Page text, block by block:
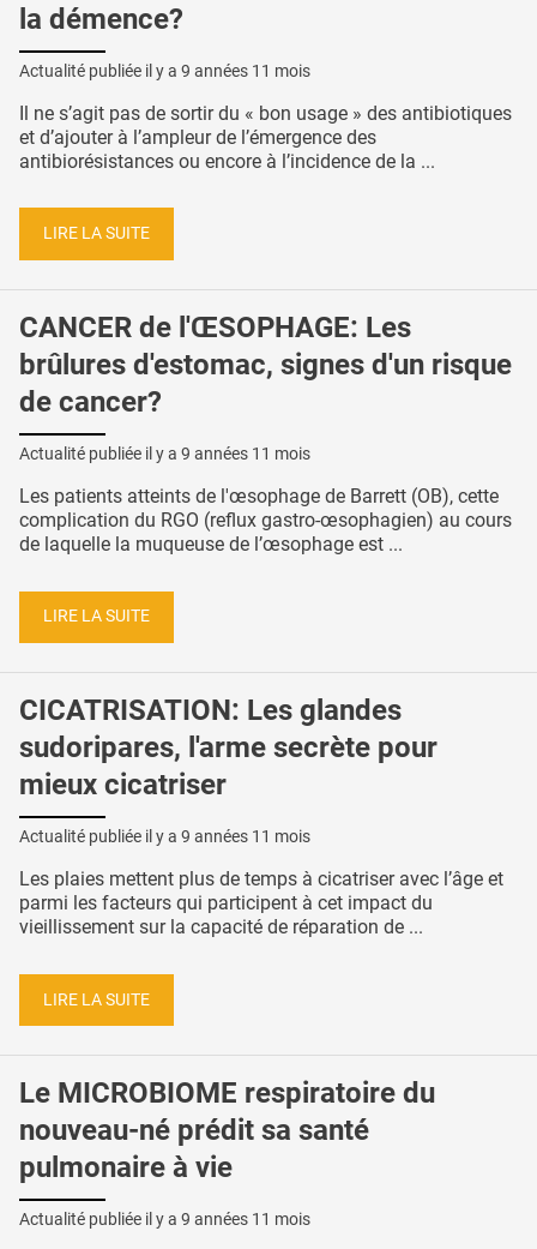
la démence?
Actualité publiée il y a 9 années 11 mois
Il ne s’agit pas de sortir du « bon usage » des antibiotiques
et d’ajouter à l’ampleur de l’émergence des
antibiorésistances ou encore à l’incidence de la ...
LIRE LA SUITE
CANCER de l'ŒSOPHAGE: Les
brûlures d'estomac, signes d'un risque
de cancer?
Actualité publiée il y a 9 années 11 mois
Les patients atteints de l'œsophage de Barrett (OB), cette
complication du RGO (reflux gastro-œsophagien) au cours
de laquelle la muqueuse de l’œsophage est ...
LIRE LA SUITE
CICATRISATION: Les glandes
sudoripares, l'arme secrète pour
mieux cicatriser
Actualité publiée il y a 9 années 11 mois
Les plaies mettent plus de temps à cicatriser avec l’âge et
parmi les facteurs qui participent à cet impact du
vieillissement sur la capacité de réparation de ...
LIRE LA SUITE
Le MICROBIOME respiratoire du
nouveau-né prédit sa santé
pulmonaire à vie
Actualité publiée il y a 9 années 11 mois